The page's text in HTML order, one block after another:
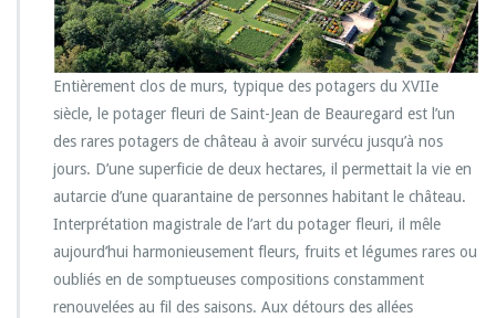
Entièrement clos de murs, typique des potagers du XVIIe
siècle, le potager fleuri de Saint-Jean de Beauregard est l’un
des rares potagers de château à avoir survécu jusqu’à nos
jours. D’une superficie de deux hectares, il permettait la vie en
autarcie d’une quarantaine de personnes habitant le château.
Interprétation magistrale de l’art du potager fleuri, il mêle
aujourd’hui harmonieusement fleurs, fruits et légumes rares ou
oubliés en de somptueuses compositions constamment
renouvelées au fil des saisons. Aux détours des allées